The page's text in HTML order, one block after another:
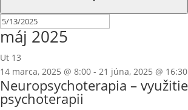
máj 2025
Ut 13
14 marca, 2025 @ 8:00 - 21 júna, 2025 @ 16:30
Neuropsychoterapia –
psychoterapii